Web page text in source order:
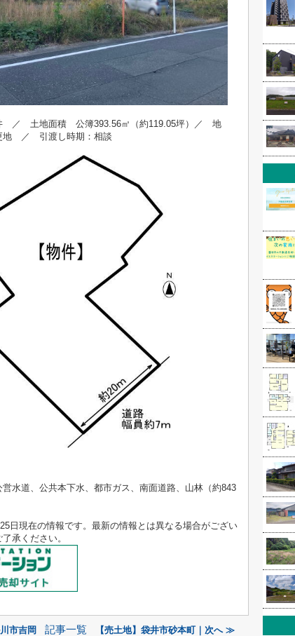
／ 土地面積 公簿393.56㎡（約119.05坪）
／ 地
地 ／ 引渡し時期：相談
水道、公共本下水、都市ガス、南面道路、山林（約843
日現在の情報です。最新の情報とは異なる場合がござい
承ください。
市吉岡 記事一覧 【売土地】袋井市砂本町｜次へ ≫